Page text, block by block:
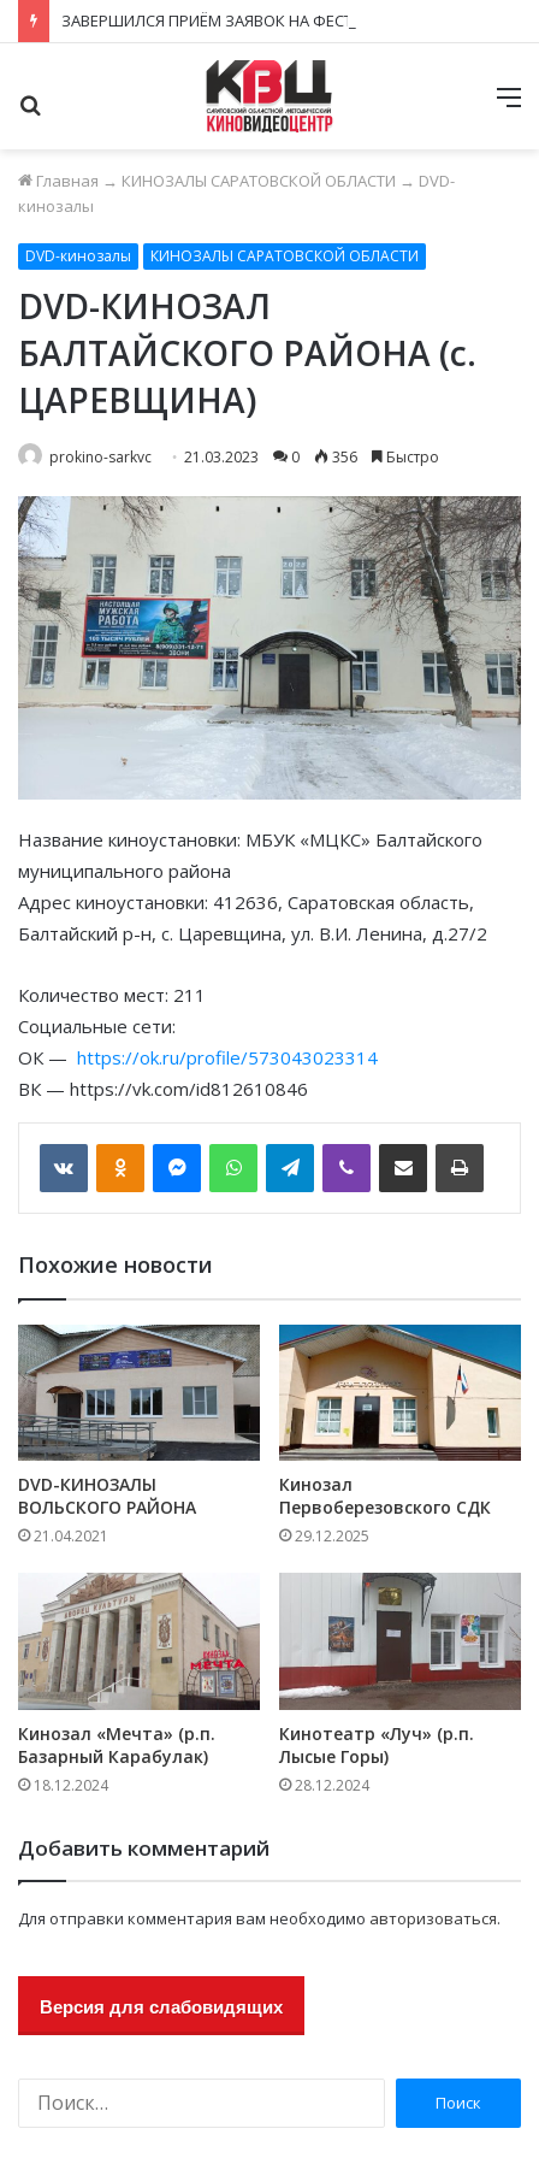
Главная → КИНОЗАЛЫ САРАТОВСКОЙ ОБЛАСТИ → DVD-
кинозалы
DVD-кинозалы КИНОЗАЛЫ САРАТОВСКОЙ ОБЛАСТИ
DVD-КИНОЗАЛ
БАЛТАЙСКОГО РАЙОНА (с.
ЦАРЕВЩИНА)
prokino-sarkvc 21.03.2023 0 356 Быстро
Название киноустановки: МБУК «МЦКС» Балтайского
муниципального района
Адрес киноустановки: 412636, Саратовская область,
Балтайский р-н, с. Царевщина, ул. В.И. Ленина, д.27/2
Количество мест: 211
Социальные сети:
ОК — https://ok.ru/profile/573043023314
ВК — https://vk.com/id812610846
VKontakte WhatsApp Telegram
Похожие новости
DVD-КИНОЗАЛЫ
ВОЛЬСКОГО РАЙОНА
21.04.2021
Кинозал
Первоберезовского СДК
29.12.2025
Кинозал «Мечта» (р.п.
Базарный Карабулак)
18.12.2024
Кинотеатр «Луч» (р.п.
Лысые Горы)
28.12.2024
Добавить комментарий
Для отправки комментария вам необходимо авторизоваться.
Версия для слабовидящих